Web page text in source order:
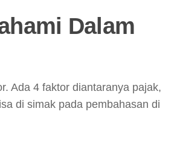
Dalam
Ada 4 faktor diantaranya pajak,
di simak pada pembahasan di